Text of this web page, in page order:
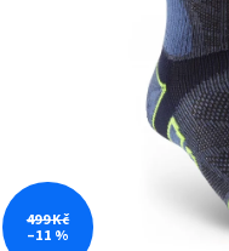
hvězdiček.
499 Kč
–11 %